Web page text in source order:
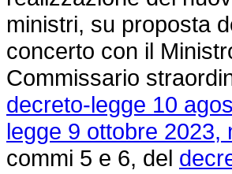
ministri, su proposta
concerto con il
Commissario
decreto-legge 10
legge 9 ottobre 2023,
commi 5 e 6, del